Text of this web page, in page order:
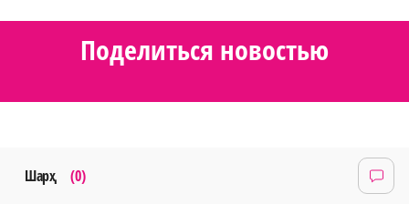
Поделиться новостью
Шарҳ (0)